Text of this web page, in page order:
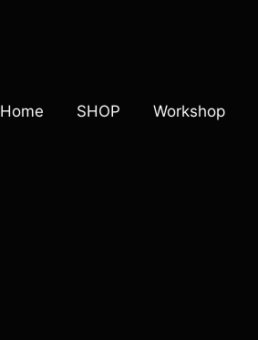
Home SHOP Workshop